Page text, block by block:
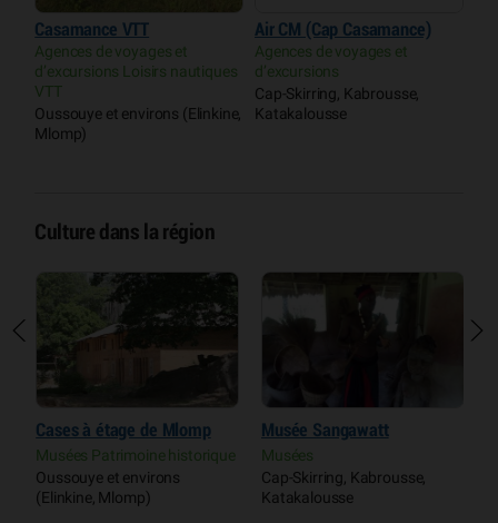
Casamance VTT
Agences de voyages et
d’excursions Loisirs nautiques
VTT
Oussouye et environs (Elinkine,
Mlomp)
Air CM (Cap Casamance)
Agences de voyages et
d’excursions
Cap-Skirring, Kabrousse,
Katakalousse
Culture dans la région
Cases à étage de Mlomp
Musées Patrimoine historique
Oussouye et environs
(Elinkine, Mlomp)
Musée Sangawatt
Musées
Cap-Skirring, Kabrousse,
Katakalousse